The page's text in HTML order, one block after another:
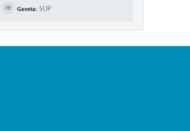
Gaveta: SUP